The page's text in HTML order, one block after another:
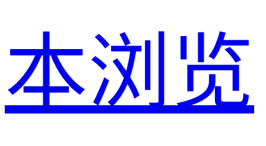
本浏览